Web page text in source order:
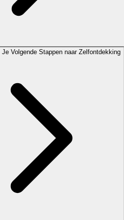
Je Volgende Stappen naar Zelfontdekking